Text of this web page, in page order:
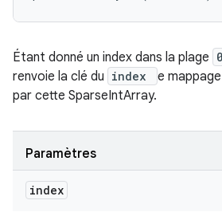
Étant donné un index dans la plage
renvoie la clé du index
e
par cette SparseIntArray.
Paramètres
index